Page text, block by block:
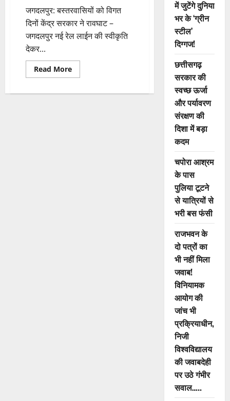
जगदलपुर: बस्तरवासियों को विगत
दिनों केंद्र सरकार ने रावघाट –
जगदलपुर नई रेल लाईन की स्वीकृति
देकर...
Read MoreRead
more
में जुटेंगे दुनिया
भर के ‘ग्रीन
स्टील’
दिग्गज!
छत्तीसगढ़
सरकार की
स्वच्छ ऊर्जा
और पर्यावरण
संरक्षण की
दिशा में बड़ा
कदम
चपोरा आश्रम
के पास
पुलिया टूटने
से यात्रियों से
भरी बस फंसी
राजभवन के
दो पत्रों का
भी नहीं मिला
जवाब!
विनियामक
आयोग की
जांच भी
प्रक्रियाधीन,
निजी
विश्वविद्यालय
की जवाबदेही
पर उठे गंभीर
सवाल…..